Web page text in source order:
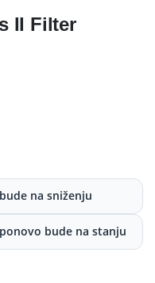
II Filter
na sniženju
bude na stanju